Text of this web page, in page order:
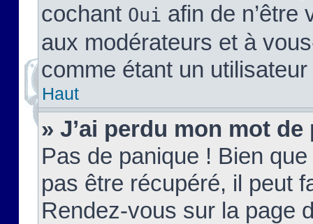
cochant Oui afin de n’être
aux modérateurs et à
comme étant un
Haut
» J’ai perdu mon mot de
Pas de panique ! Bien
pas être récupéré, il peut
Rendez-vous sur la page